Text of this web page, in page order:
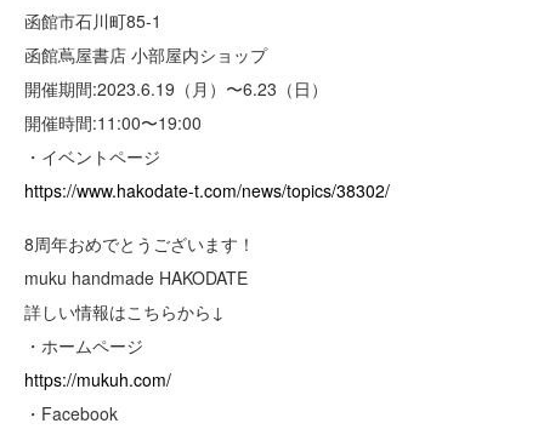
函館市石川町85-1
函館蔦屋書店 小部屋内ショップ
開催期間:2023.6.19（月）〜6.23（日）
開催時間:11:00〜19:00
・イベントページ
https://www.hakodate-t.com/news/topics/38302/
8周年おめでとうございます！
muku handmade HAKODATE
詳しい情報はこちらから↓
・ホームページ
https://mukuh.com/
・Facebook